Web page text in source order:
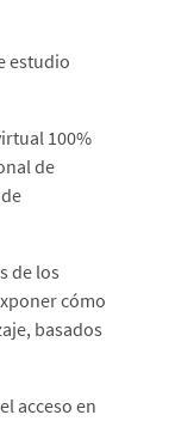
estudio
100%
de
de los
cómo
basados
acceso en